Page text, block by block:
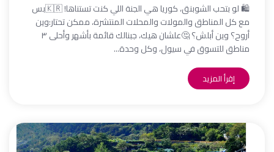
🛍️ لو بتحب الشوبنق، كوريا هي الجنة اللي كنت تستناها! 🇰🇷بس
مع كل المناطق والمولات والمحلات المنتشرة، ممكن تحتار:وين
أروح؟ وين أبلش؟ 🤔علشان هيك، جبنالك قائمة بأشهر وأحلى ٣
مناطق للتسوق في سيول، وكل وحدة...
إقرأ المزيد